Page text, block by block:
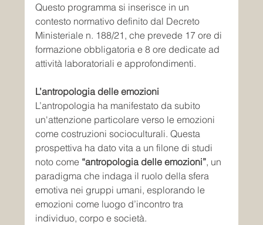
Questo programma si inserisce in un
contesto normativo definito dal Decreto
Ministeriale n. 188/21, che prevede 17 ore di
formazione obbligatoria e 8 ore dedicate ad
attività laboratoriali e approfondimenti.
L’antropologia delle emozioni
L’antropologia ha manifestato da subito
un'attenzione particolare verso le emozioni
come costruzioni socioculturali. Questa
prospettiva ha dato vita a un filone di studi
noto come “antropologia delle emozioni”, un
paradigma che indaga il ruolo della sfera
emotiva nei gruppi umani, esplorando le
emozioni come luogo d’incontro tra
individuo, corpo e società.